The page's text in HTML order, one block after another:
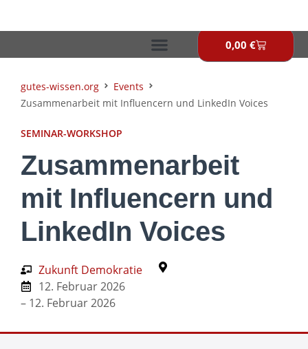
0,00 €
gutes-wissen.org
Events
Zusammenarbeit mit Influencern und LinkedIn Voices
SEMINAR-WORKSHOP
Zusammenarbeit
mit Influencern und
LinkedIn Voices
Zukunft Demokratie
12. Februar 2026
– 12. Februar 2026